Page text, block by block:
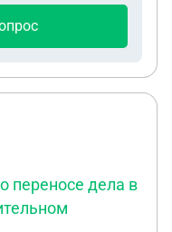
переносе дела в